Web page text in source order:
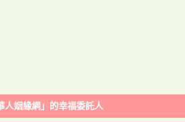
人姻緣網」的幸福委託人